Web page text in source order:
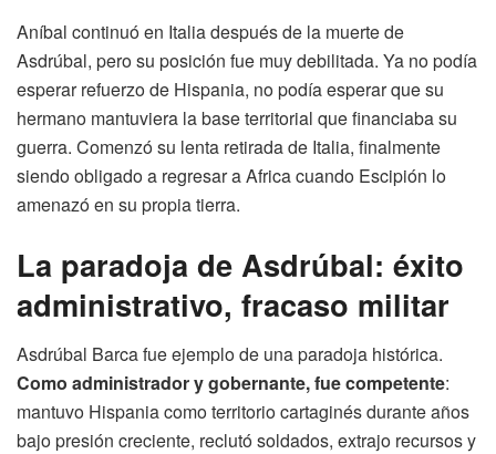
Aníbal continuó en Italia después de la muerte de
Asdrúbal, pero su posición fue muy debilitada. Ya no podía
esperar refuerzo de Hispania, no podía esperar que su
hermano mantuviera la base territorial que financiaba su
guerra. Comenzó su lenta retirada de Italia, finalmente
siendo obligado a regresar a Africa cuando Escipión lo
amenazó en su propia tierra.
La paradoja de Asdrúbal: éxito
administrativo, fracaso militar
Asdrúbal Barca fue ejemplo de una paradoja histórica.
Como administrador y gobernante, fue competente:
mantuvo Hispania como territorio cartaginés durante años
bajo presión creciente, reclutó soldados, extrajo recursos y